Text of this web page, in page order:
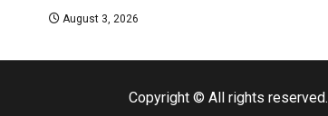
August 3, 2026
Copyright © All rights reserved.